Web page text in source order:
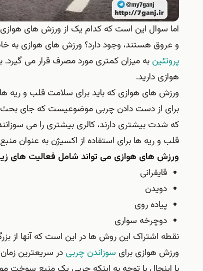
اما سوال این است که کدام یک از ورزش های
و عروق هستند، وجود دارد؟ ورزش های هوازی به
پروتئین به میزان کمتری مورد مصرف قرار می گیرد.
هوازی دارید.
ورزش های هوازی که باید برای سلامت قلب و ریه
برای از دست دادن چربی موضوعیست که جای بحث
که شدت بیشتری دارند، کالری بیشتری را می
قلب و ریه ها برای استفاده از اکسیژن به عنوان منبع سوخت 15 تا 20 دقیقه و حتی
ورزش های هوازی می تواند شامل فعالیت های
قایقرانی
دویدن
پیاده روی
دوچرخه سواری
نقطه اشتراک این روش ها در این است که آنها از
ورزش هوازی برای سوزاندن چربی در سریعترین